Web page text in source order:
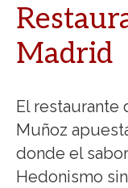
Madrid
El restaurante
Muñoz
donde el
Hedonismo